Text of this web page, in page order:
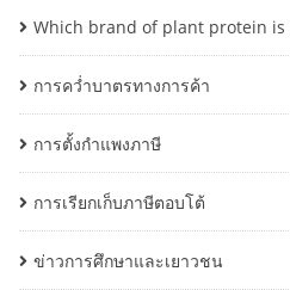
Which brand of plant protein is
การคว่ำบาตรทางการค้า
การตั้งกำแพงภาษี
การเรียกเก็บภาษีตอบโต้
ข่าวการศึกษาและเยาวชน